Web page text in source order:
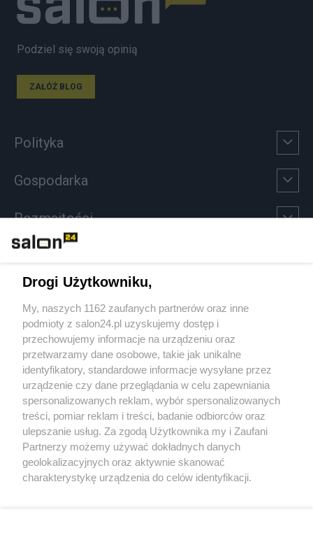
Podziel się swoją opinią
ZAŁÓŻ BLOG
Polityka
Gospodarka
Rozmaitości
Sport
Społeczeństwo
Kultura
X Facebook Instagram Youtube
Drogi Użytkowniku,
My, naszych 1162 zaufanych partnerów oraz inne
podmioty z salon24.pl uzyskujemy dostęp i
przechowujemy informacje na urządzeniu oraz
przetwarzamy dane osobowe, takie jak unikalne
identyfikatory, standardowe informacje wysyłane przez
urządzenie czy dane przeglądania w celu zapewniania
spersonalizowanych reklam, wybór spersonalizowanych
treści, pomiar reklam i treści, badanie odbiorców oraz
ulepszanie usług. Za zgodą Użytkownika my i Zaufani
Partnerzy możemy używać dokładnych danych
geolokalizacyjnych oraz aktywnie skanować
charakterystykę urządzenia do celów identyfikacji.